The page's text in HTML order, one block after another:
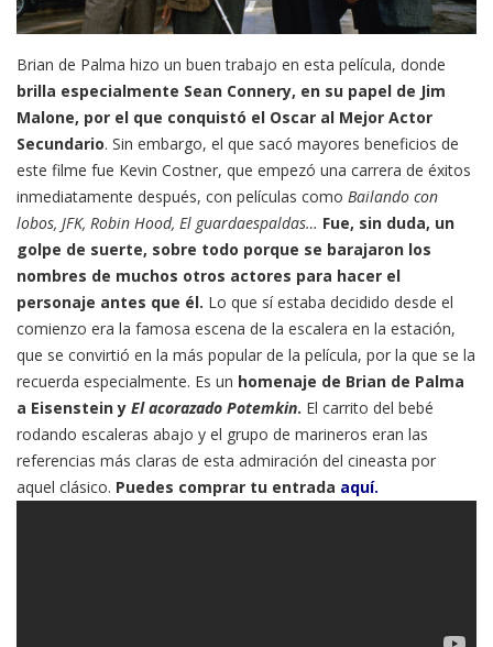
Brian de Palma hizo un buen trabajo en esta película, donde
brilla especialmente Sean Connery, en su papel de Jim
Malone, por el que conquistó el Oscar al Mejor Actor
Secundario. Sin embargo, el que sacó mayores beneficios de
este filme fue Kevin Costner, que empezó una carrera de éxitos
inmediatamente después, con películas como Bailando con
lobos, JFK, Robin Hood, El guardaespaldas… Fue, sin duda, un
golpe de suerte, sobre todo porque se barajaron los
nombres de muchos otros actores para hacer el
personaje antes que él. Lo que sí estaba decidido desde el
comienzo era la famosa escena de la escalera en la estación,
que se convirtió en la más popular de la película, por la que se la
recuerda especialmente. Es un homenaje de Brian de Palma
a Eisenstein y El acorazado Potemkin. El carrito del bebé
rodando escaleras abajo y el grupo de marineros eran las
referencias más claras de esta admiración del cineasta por
aquel clásico. Puedes comprar tu entrada aquí.